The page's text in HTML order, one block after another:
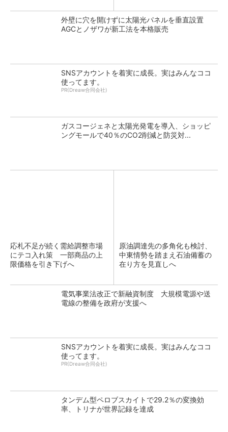
外壁に穴を開けずに太陽光パネルを垂直設置
AGCとノザワが新工法を本格販売
SNSアカウントを着実に成長。実はみんなココ
使ってます。
PR(Dreaw合同会社)
ガスコージェネと太陽光発電を導入、ショッピ
ングモールで40％のCO2削減と防災対...
応札不足が続く需給調整市場
にテコ入れ策 一部商品の上
限価格を引き下げへ
原油調達先の多角化も検討、
中東情勢を踏まえ石油備蓄の
在り方を見直しへ
電気事業法改正で新融資制度 大規模電源や送
電線の整備を政府が支援へ
SNSアカウントを着実に成長。実はみんなココ
使ってます。
PR(Dreaw合同会社)
タンデム型ペロブスカイトで29.2％の変換効
率、トリナが世界記録を達成